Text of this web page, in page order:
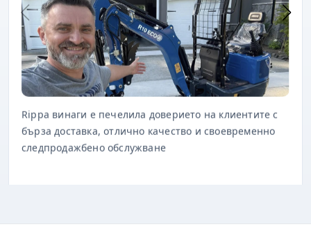
Rippa винаги е печелила доверието на клиентите с
бърза доставка, отлично качество и своевременно
следпродажбено обслужване